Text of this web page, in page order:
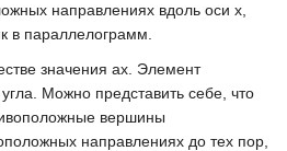
направлениях вдоль оси x
в параллелограмм.
значения ax . Элемент
Можно представить себе, что
вершины
направлениях до тех пор,